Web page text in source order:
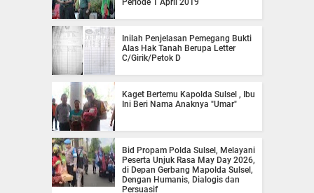
Periode 1 April 2019
Inilah Penjelasan Pemegang Bukti
Alas Hak Tanah Berupa Letter
C/Girik/Petok D
Kaget Bertemu Kapolda Sulsel , Ibu
Ini Beri Nama Anaknya "Umar"
Bid Propam Polda Sulsel, Melayani
Peserta Unjuk Rasa May Day 2026,
di Depan Gerbang Mapolda Sulsel,
Dengan Humanis, Dialogis dan
Persuasif